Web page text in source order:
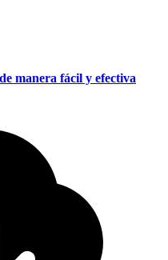
manera fácil y efectiva